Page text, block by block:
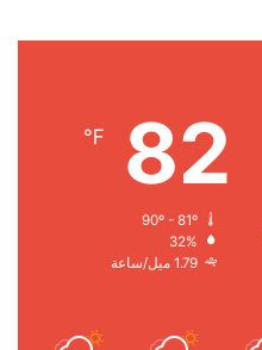
82
℉
32%
1.79 ميل/ساعة